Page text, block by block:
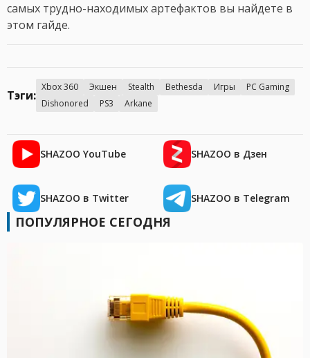
самых трудно-находимых артефактов вы найдете в
этом гайде.
Тэги:
Xbox 360 Экшен Stealth Bethesda Игры
PC Gaming
Dishonored
PS3 Arkane
SHAZOO YouTube SHAZOO в Дзен
SHAZOO в Twitter SHAZOO в Telegram
ПОПУЛЯРНОЕ СЕГОДНЯ